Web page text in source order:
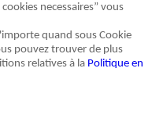
necessaires” vous
quand sous Cookie
pouvez trouver de plus
relatives à la Politique en